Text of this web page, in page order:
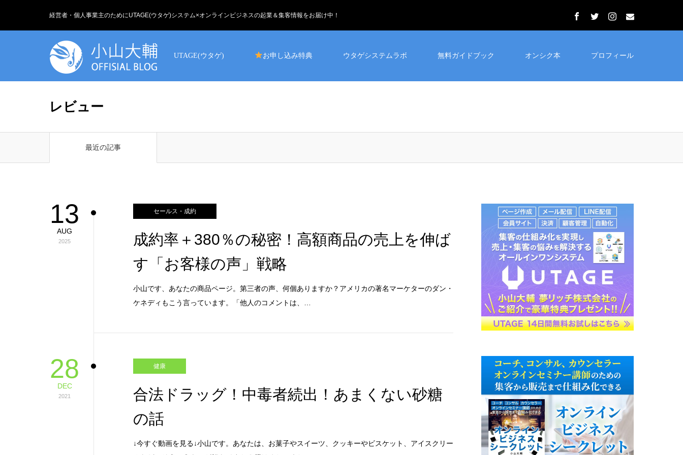
経営者・個人事業主のためにUTAGE(ウタゲ)システム×オンラインビジネスの起業＆集客情報をお届け中！
UTAGE(ウタゲ) お申し込み特典 ウタゲシステムラボ 無料ガイドブック オンシク本 プロフィール
レビュー
最近の記事
13
AUG
2025
セールス・成約
成約率＋380％の秘密！高額商品の売上を伸ば
す「お客様の声」戦略
小山です、あなたの商品ページ。第三者の声、何個ありますか？アメリカの著名マーケターのダン・
ケネディもこう言っています。「他人のコメントは、…
28
DEC
2021
健康
合法ドラッグ！中毒者続出！あまくない砂糖
の話
↓今すぐ動画を見る↓小山です。あなたは、お菓子やスイーツ、クッキーやビスケット、アイスクリー